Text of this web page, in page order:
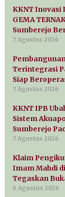
KKNT Inovasi
GEMA
Sumberejo
7 Agustus 2026
Terintegrasi
Siap
7 Agustus 2026
KKNT IPB
Sistem
Sumberejo
7 Agustus 2026
Klaim
Imam Mahdi
Tegaskan
6 Agustus 2026